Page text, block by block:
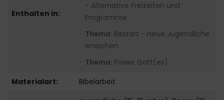
Enthalten in:
- Alternative Freizeiten und
Programme
Thema: Restart - neue Jugendliche
erreichen
Thema: Power Gott(es)
Materialart:
Bibelarbeit